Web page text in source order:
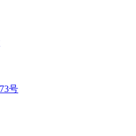
号